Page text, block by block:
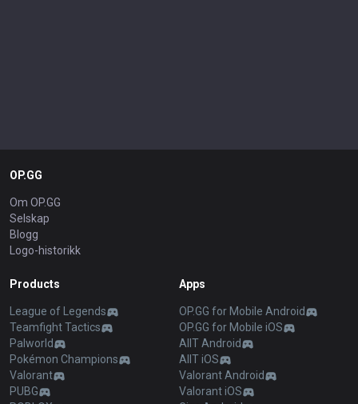
OP.GG
Om OP.GG
Selskap
Blogg
Logo-historikk
Products
League of Legends
Teamfight Tactics
Palworld
Pokémon Champions
Valorant
PUBG
Apps
OP.GG for Mobile Android
OP.GG for Mobile iOS
AllT Android
AllT iOS
Valorant Android
Valorant iOS